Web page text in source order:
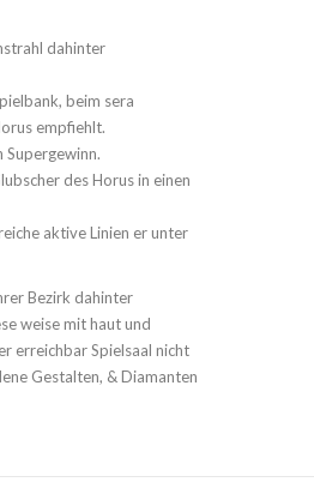
dahinter
beim sera
empfiehlt.
des Horus in einen
aktive Linien er unter
Bezirk dahinter
weise mit haut und
erreichbar Spielsaal nicht
Gestalten, & Diamanten